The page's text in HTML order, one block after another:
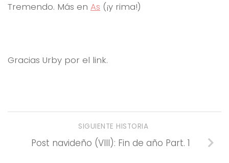
Tremendo. Más en As (¡y rima!)
Gracias Urby por el link.
SIGUIENTE HISTORIA
Post navideño (VIII): Fin de año Part. 1